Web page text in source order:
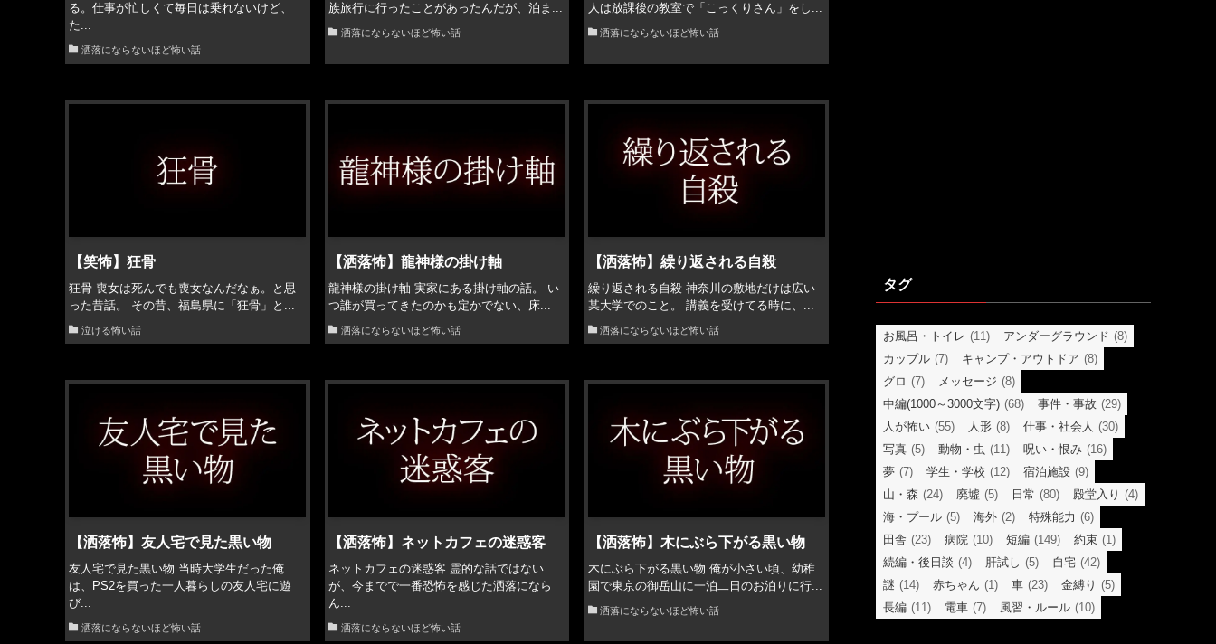
る。仕事が忙しくて毎日は乗れないけど、
た...
洒落にならないほど怖い話
族旅行に行ったことがあったんだが、泊ま...
洒落にならないほど怖い話
人は放課後の教室で「こっくりさん」をし...
洒落にならないほど怖い話
【笑怖】狂骨
狂骨 喪女は死んでも喪女なんだなぁ。と思
った昔話。 その昔、福島県に「狂骨」と...
泣ける怖い話
【洒落怖】龍神様の掛け軸
龍神様の掛け軸 実家にある掛け軸の話。 い
つ誰が買ってきたのかも定かでない、床...
洒落にならないほど怖い話
【洒落怖】繰り返される自殺
繰り返される自殺 神奈川の敷地だけは広い
某大学でのこと。 講義を受けてる時に、...
洒落にならないほど怖い話
【洒落怖】友人宅で見た黒い物
友人宅で見た黒い物 当時大学生だった俺
は、PS2を買った一人暮らしの友人宅に遊
び...
洒落にならないほど怖い話
【洒落怖】ネットカフェの迷惑客
ネットカフェの迷惑客 霊的な話ではない
が、今までで一番恐怖を感じた洒落になら
ん...
洒落にならないほど怖い話
【洒落怖】木にぶら下がる黒い物
木にぶら下がる黒い物 俺が小さい頃、幼稚
園で東京の御岳山に一泊二日のお泊りに行...
洒落にならないほど怖い話
タグ
お風呂・トイレ (11) アンダーグラウンド (8)
カップル (7) キャンプ・アウトドア (8)
グロ (7) メッセージ (8)
中編(1000～3000文字) (68) 事件・事故 (29)
人が怖い (55) 人形 (8) 仕事・社会人 (30)
写真 (5) 動物・虫 (11) 呪い・恨み (16)
夢 (7) 学生・学校 (12) 宿泊施設 (9)
山・森 (24) 廃墟 (5) 日常 (80) 殿堂入り (4)
海・プール (5) 海外 (2) 特殊能力 (6)
田舎 (23) 病院 (10) 短編 (149) 約束 (1)
続編・後日談 (4) 肝試し (5) 自宅 (42)
謎 (14) 赤ちゃん (1) 車 (23) 金縛り (5)
長編 (11) 電車 (7) 風習・ルール (10)